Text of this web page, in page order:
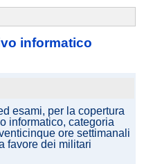
informatico
esami, per la copertura
informatico, categoria
ore settimanali
favore dei militari